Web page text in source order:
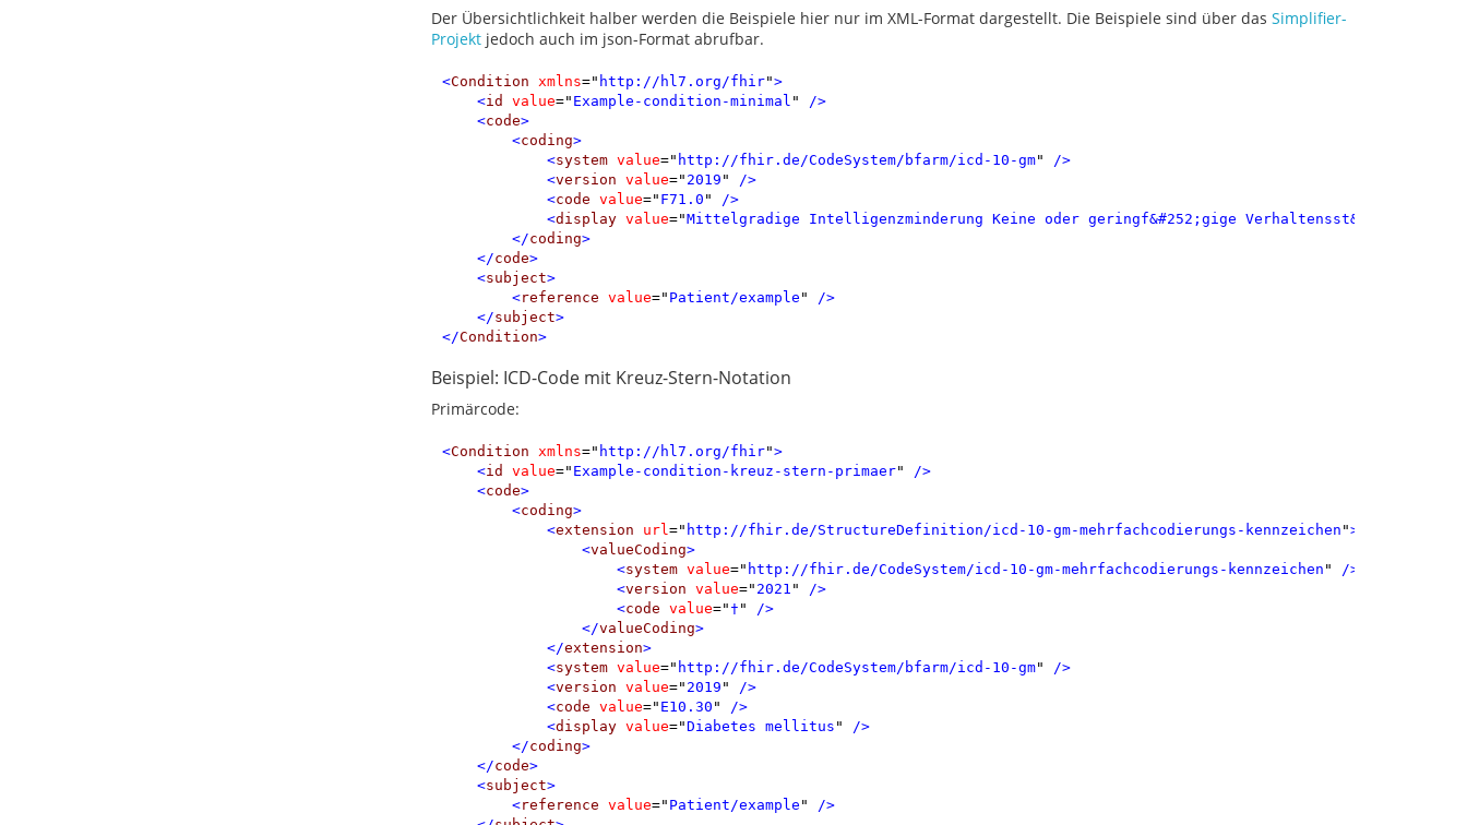
Der Übersichtlichkeit halber werden die Beispiele hier nur im XML-Format dargestellt. Die Beispiele sind über das Simplifier-
Projektjedoch auch im json-Format abrufbar.
<Condition xmlns=" http://hl7.org/fhir">
<id value=" Example-condition-minimal "
/>
<code>
<coding>
<system value=" http://fhir.de/CodeSystem/bfarm/icd-10-gm"
/>
<version value=" 2019 "
/>
<code value=" F71.0 "
/>
<display value="Mittelgradige Intelligenzminderung Keine oder geringf&#252;gige Verhaltensst&#246;rung
</coding>
</code>
<subject>
<reference value=" Patient/example "
/>
</subject>
</Condition>
Beispiel: ICD-Code mit Kreuz-Stern-Notation
Primärcode:
<Condition xmlns=" http://hl7.org/fhir">
<id value=" Example-condition-kreuz-stern-primaer"
/>
<code>
<coding>
<extension url =" http://fhir.de/StructureDefinition/icd-10-gm-mehrfachcodierungs-kennzeichen ">
<valueCoding>
<system value=" http://fhir.de/CodeSystem/icd-10-gm-mehrfachcodierungs-kennzeichen "
/>
<version value=" 2021 "
/>
<code value=" † "
/>
</valueCoding>
</extension>
<system value=" http://fhir.de/CodeSystem/bfarm/icd-10-gm"
/>
<version value=" 2019 "
/>
<code value=" E10.30 "
/>
<display value="Diabetes mellitus "
/>
</coding>
</code>
<subject>
<reference value=" Patient/example "
/>